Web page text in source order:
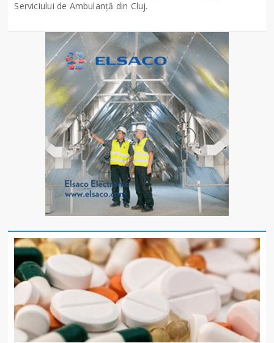
Serviciului de Ambulanță din Cluj.